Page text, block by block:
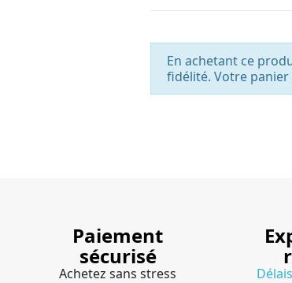
En achetant ce
fidélité. Votre
Paiement
sécurisé
Achetez sans stress